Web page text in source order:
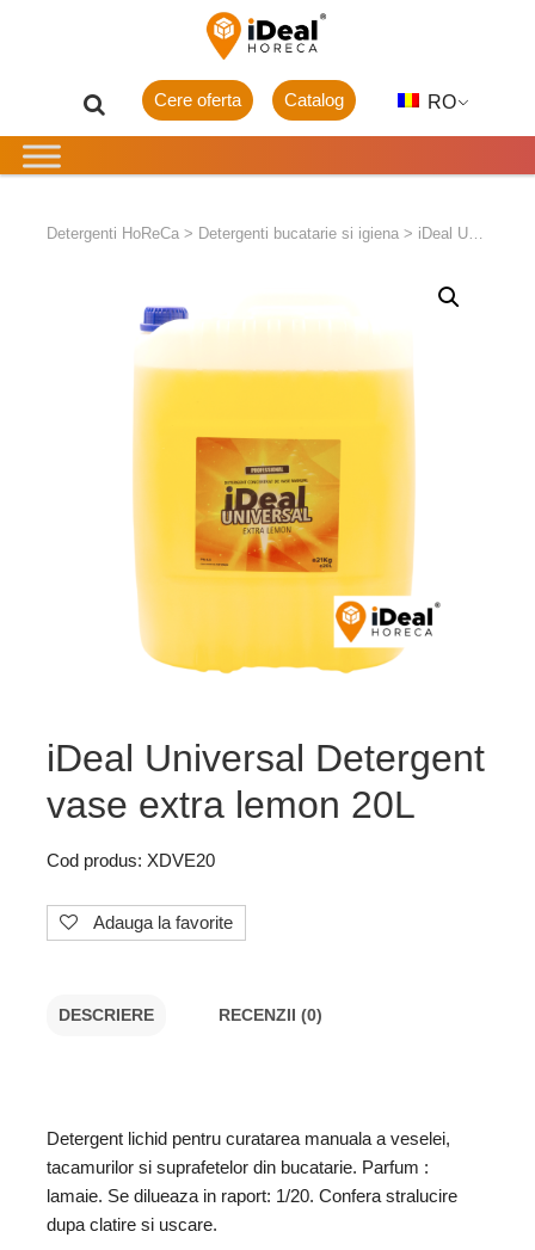
RO
Catalog
Cere oferta
Detergenti HoReCa> Detergenti bucatarie si igiena> iDeal Universal Detergent vase extra lemon 20L
iDeal Universal Detergent
vase extra lemon 20L
Cod produs: XDVE20
Adauga la favorite
DESCRIERE RECENZII (0)
Detergent lichid pentru curatarea manuala a veselei,
tacamurilor si suprafetelor din bucatarie. Parfum :
lamaie. Se dilueaza in raport: 1/20. Confera stralucire
dupa clatire si uscare.